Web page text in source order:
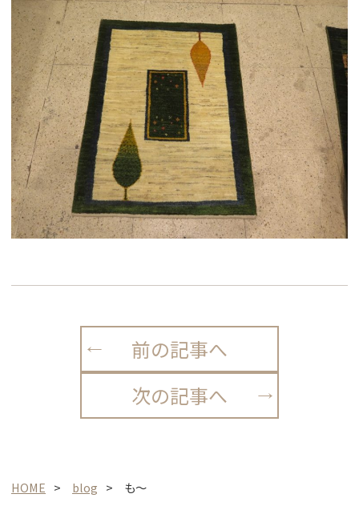
前の記事へ
次の記事へ
HOME blog も～